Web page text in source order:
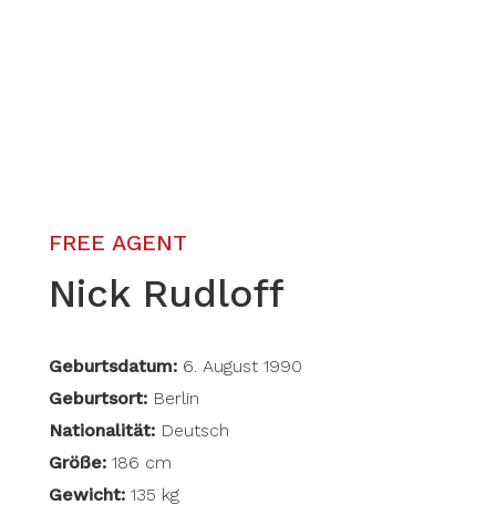
FREE AGENT
Nick Rudloff
Geburtsdatum: 6. August 1990
Geburtsort: Berlin
Nationalität: Deutsch
Größe:186 cm
Gewicht:135 kg